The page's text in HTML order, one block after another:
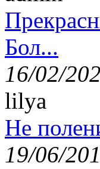
Бол...
16/02/
lilya
Не
19/06/